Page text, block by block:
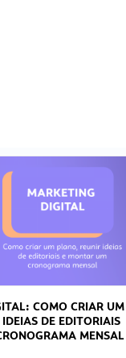
COMO CRIAR UM
DE EDITORIAIS
MENSAL